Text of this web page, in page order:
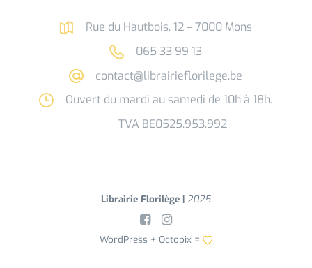
Rue du Hautbois, 12 – 7000 Mons
065 33 99 13
contact@librairieflorilege.be
Ouvert du mardi au samedi de 10h à 18h.
TVA BE0525.953.992
Librairie Florilège | 2025
WordPress + Octopix=